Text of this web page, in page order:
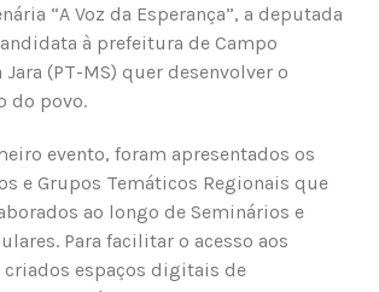
“A Voz da Esperança”, a deputada
à prefeitura de Campo
Jara (PT-MS) quer desenvolver o
do povo.
evento, foram apresentados os
e Grupos Temáticos Regionais que
ao longo de Seminários e
Para facilitar o acesso aos
espaços digitais de